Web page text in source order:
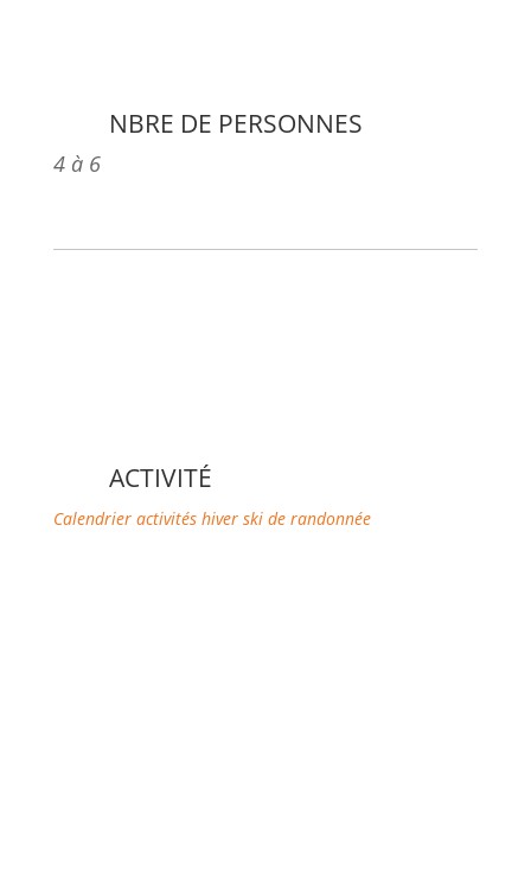
NBRE DE PERSONNES
4 à 6
ACTIVITÉ
Calendrier activités hiver ski de randonnée